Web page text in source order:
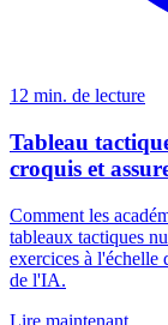
12 min. de lecture
Tableau
croquis et
Comment les
tableaux tactiques
exercices à l'échelle
de l'IA.
Lire maintenant